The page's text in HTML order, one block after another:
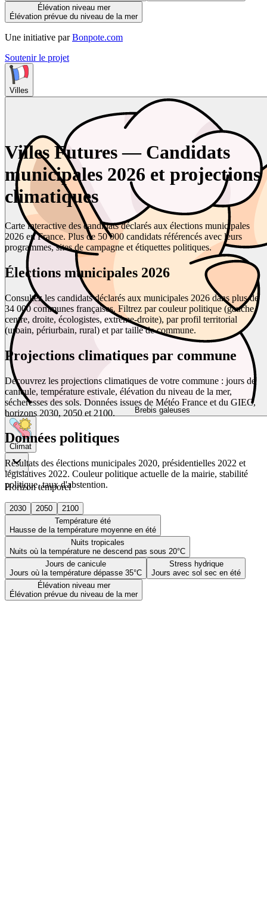
Élévation niveau mer
Élévation prévue du niveau de la mer
Une initiative par Bonpote.com
Soutenir le projet
Villes
Brebis galeuses
Climat
Horizon temporel
2030 2050
2100
Température été
Hausse de la température moyenne en été
Nuits tropicales
Nuits où la température ne descend pas sous 20°C
Jours de canicule
Jours où la température dépasse 35°C
Stress hydrique
Jours avec sol sec en été
Élévation niveau mer
Élévation prévue du niveau de la mer
Villes Futures — Candidats
municipales 2026 et projections
climatiques
Carte interactive des candidats déclarés aux élections municipales
2026 en France. Plus de 50 000 candidats référencés avec leurs
programmes, sites de campagne et étiquettes politiques.
Élections municipales 2026
Consultez les candidats déclarés aux municipales 2026 dans plus de
34 000 communes françaises. Filtrez par couleur politique (gauche,
centre, droite, écologistes, extrême-droite), par profil territorial
(urbain, périurbain, rural) et par taille de commune.
Projections climatiques par commune
Découvrez les projections climatiques de votre commune : jours de
canicule, température estivale, élévation du niveau de la mer,
sécheresses des sols. Données issues de Météo France et du GIEC,
horizons 2030, 2050 et 2100.
Données politiques
Résultats des élections municipales 2020, présidentielles 2022 et
législatives 2022. Couleur politique actuelle de la mairie, stabilité
politique, taux d'abstention.